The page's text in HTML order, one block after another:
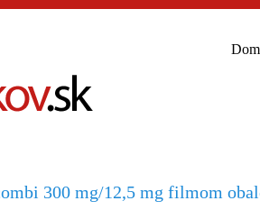
300 mg/12,5 mg filmom